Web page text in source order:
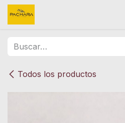
Ir al contenido
Todos los productos